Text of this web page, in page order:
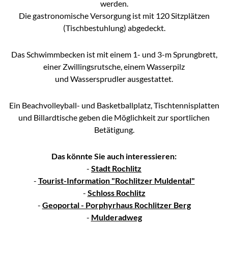
werden.
Die gastronomische Versorgung ist mit 120 Sitzplätzen
(Tischbestuhlung) abgedeckt.
Das Schwimmbecken ist mit einem 1- und 3-m Sprungbrett,
einer Zwillingsrutsche, einem Wasserpilz
und Wassersprudler ausgestattet.
Ein Beachvolleyball- und Basketballplatz, Tischtennisplatten
und Billardtische geben die Möglichkeit zur sportlichen
Betätigung.
Das könnte Sie auch interessieren:
- Stadt Rochlitz
- Tourist-Information "Rochlitzer Muldental"
- Schloss Rochlitz
- Geoportal - Porphyrhaus Rochlitzer Berg
- Mulderadweg